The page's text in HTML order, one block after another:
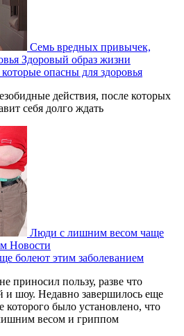
Семь вредных привычек,
Здоровый образ жизни
опасны для здоровья
действия, после которых
себя долго ждать
Люди с лишним весом чаще
Новости
болеют этим заболеванием
приносил пользу, разве что
и шоу. Недавно завершилось еще
которого было установлено, что
весом и гриппом